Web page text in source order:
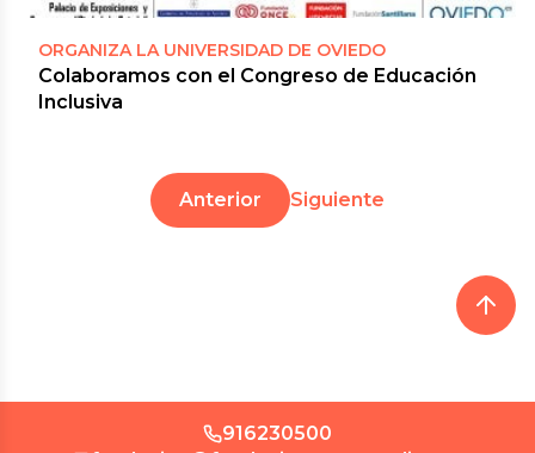
ORGANIZA LA UNIVERSIDAD DE OVIEDO
Colaboramos con el Congreso de Educación
Inclusiva
Anterior Siguiente
916230500